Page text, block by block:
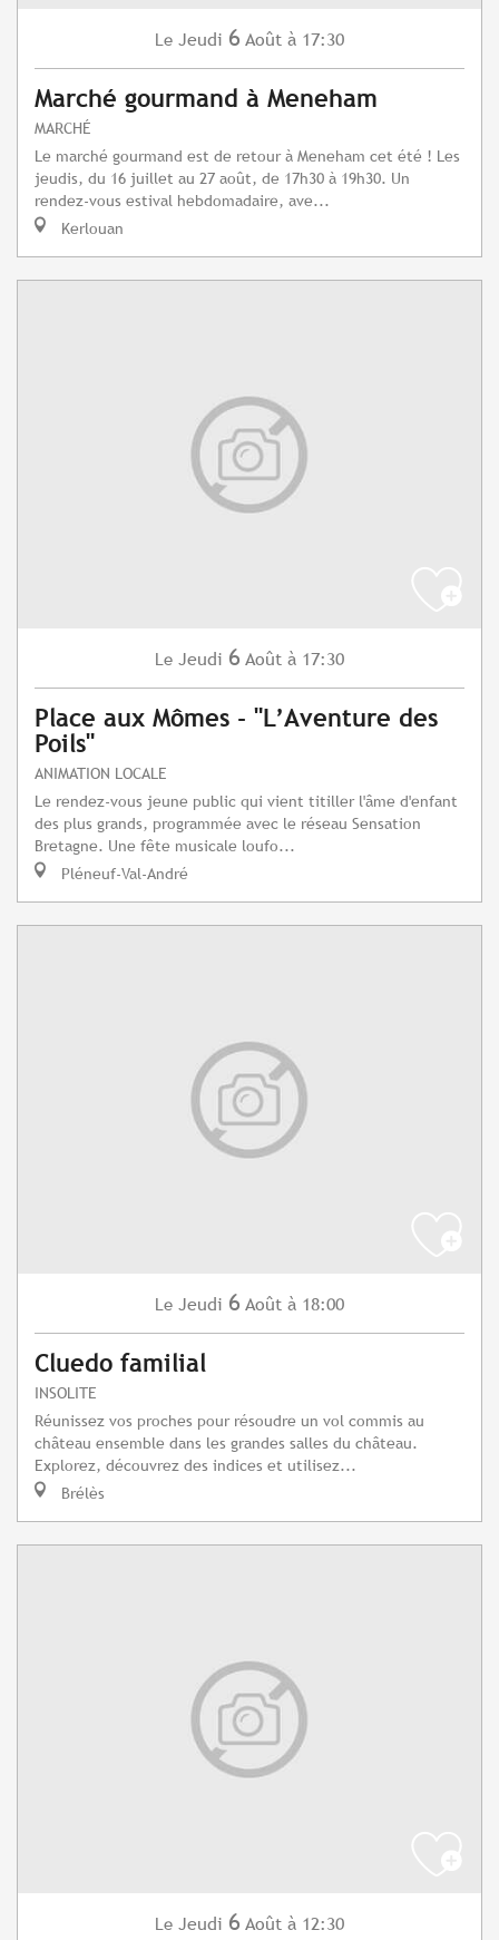
Le Jeudi 6 Août à 17:30
Marché gourmand à Meneham
MARCHÉ
Le marché gourmand est de retour à Meneham cet été ! Les
jeudis, du 16 juillet au 27 août, de 17h30 à 19h30. Un
rendez-vous estival hebdomadaire, ave...
Kerlouan
Le Jeudi 6 Août à 17:30
Place aux Mômes - "L’Aventure des
Poils"
ANIMATION LOCALE
Le rendez-vous jeune public qui vient titiller l'âme d'enfant
des plus grands, programmée avec le réseau Sensation
Bretagne. Une fête musicale loufo...
Pléneuf-Val-André
Le Jeudi 6 Août à 18:00
Cluedo familial
INSOLITE
Réunissez vos proches pour résoudre un vol commis au
château ensemble dans les grandes salles du château.
Explorez, découvrez des indices et utilisez...
Brélès
Le Jeudi 6 Août à 12:30